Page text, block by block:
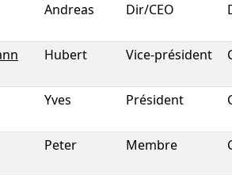
Andreas Dir/CEO
Hubert Vice-président
Yves Président
Peter Membre